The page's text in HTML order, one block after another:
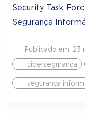
Security Task
Segurança
Publicado em: 23
cibersegurança
segurança